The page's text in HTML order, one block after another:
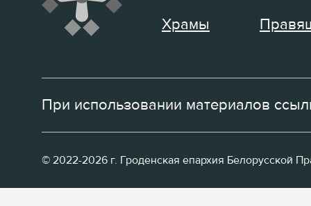
Храмы
При использовании материалов
© 2022-2026 г. Гроденская епархия Белорусской